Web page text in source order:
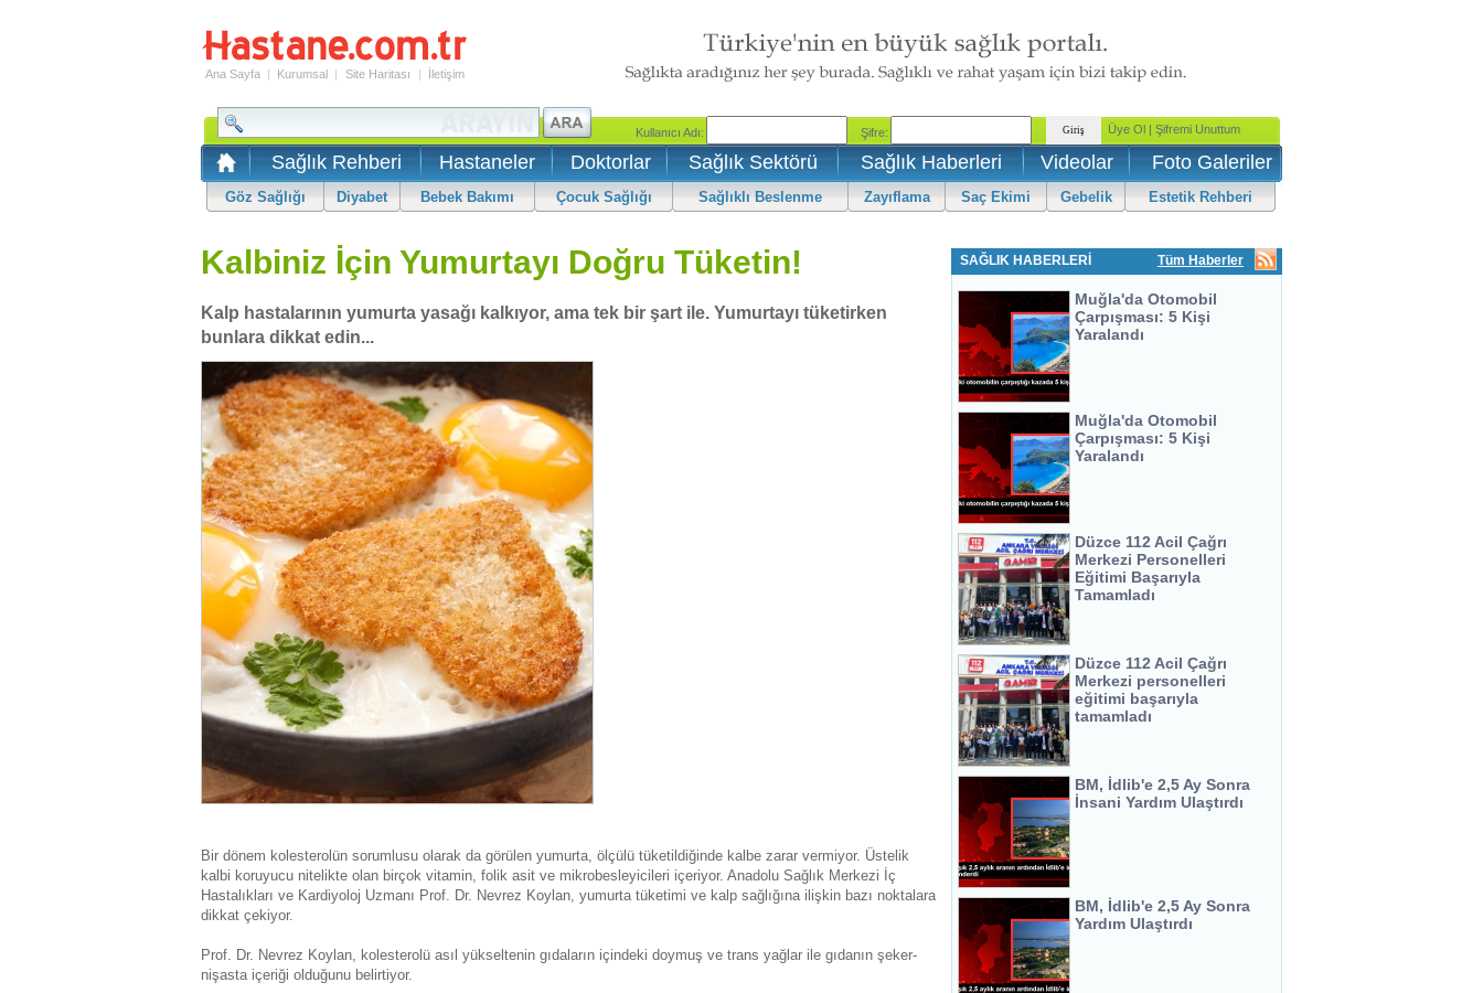
Ana Sayfa | Kurumsal | Site Haritası | İletişim
Sağlık Rehberi Hastaneler Doktorlar Sağlık Sektörü Sağlık Haberleri Videolar Foto Galeriler
Göz Sağlığı Diyabet Bebek Bakımı Çocuk Sağlığı Sağlıklı Beslenme Zayıflama Saç Ekimi Gebelik Estetik Rehberi
Kalbiniz İçin Yumurtayı Doğru Tüketin!
Kalp hastalarının yumurta yasağı kalkıyor, ama tek bir şart ile. Yumurtayı tüketirken
bunlara dikkat edin...
Bir dönem kolesterolün sorumlusu olarak da görülen yumurta, ölçülü tüketildiğinde kalbe zarar vermiyor. Üstelik
kalbi koruyucu nitelikte olan birçok vitamin, folik asit ve mikrobesleyicileri içeriyor. Anadolu Sağlık Merkezi İç
Hastalıkları ve Kardiyoloj Uzmanı Prof. Dr. Nevrez Koylan, yumurta tüketimi ve kalp sağlığına ilişkin bazı noktalara
dikkat çekiyor.
Prof. Dr. Nevrez Koylan, kolesterolü asıl yükseltenin gıdaların içindeki doymuş ve trans yağlar ile gıdanın şeker-
nişasta içeriği olduğunu belirtiyor.
SAĞLIK HABERLERİ Tüm Haberler
Muğla'da Otomobil
Çarpışması: 5 Kişi
Yaralandı
Muğla'da Otomobil
Çarpışması: 5 Kişi
Yaralandı
Düzce 112 Acil Çağrı
Merkezi Personelleri
Eğitimi Başarıyla
Tamamladı
Düzce 112 Acil Çağrı
Merkezi personelleri
eğitimi başarıyla
tamamladı
BM, İdlib'e 2,5 Ay Sonra
İnsani Yardım Ulaştırdı
BM, İdlib'e 2,5 Ay Sonra
Yardım Ulaştırdı